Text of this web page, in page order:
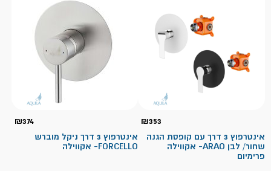
₪353
אינטרפוץ 3 דרך עם קופסת הגנה
שחור/ לבן ARAO- אקווילה
פרימיום
₪374
אינטרפוץ 3 דרך ניקל מוברש
FORCELLO- אקווילה